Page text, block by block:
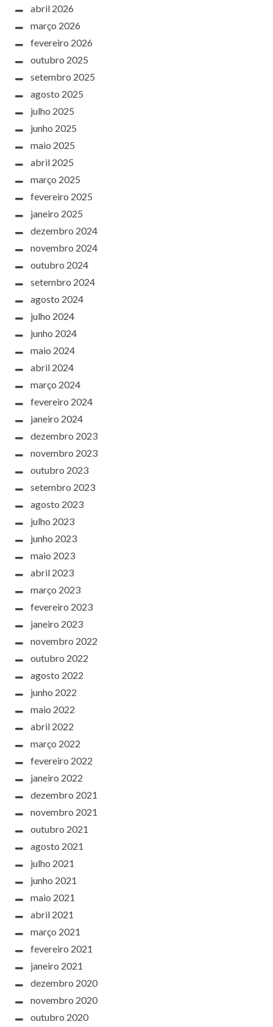
abril 2026
março 2026
fevereiro 2026
outubro 2025
setembro 2025
agosto 2025
julho 2025
junho 2025
maio 2025
abril 2025
março 2025
fevereiro 2025
janeiro 2025
dezembro 2024
novembro 2024
outubro 2024
setembro 2024
agosto 2024
julho 2024
junho 2024
maio 2024
abril 2024
março 2024
fevereiro 2024
janeiro 2024
dezembro 2023
novembro 2023
outubro 2023
setembro 2023
agosto 2023
julho 2023
junho 2023
maio 2023
abril 2023
março 2023
fevereiro 2023
janeiro 2023
novembro 2022
outubro 2022
agosto 2022
junho 2022
maio 2022
abril 2022
março 2022
fevereiro 2022
janeiro 2022
dezembro 2021
novembro 2021
outubro 2021
agosto 2021
julho 2021
junho 2021
maio 2021
abril 2021
março 2021
fevereiro 2021
janeiro 2021
dezembro 2020
novembro 2020
outubro 2020